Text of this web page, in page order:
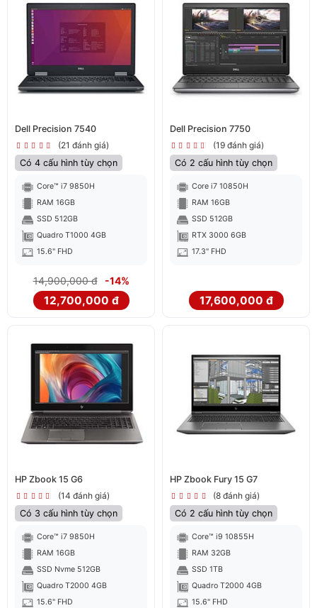
Dell Precision 7540
(21 đánh giá)
Có 4 cấu hình tùy chọn
Core™ i7 9850H
RAM 16GB
SSD 512GB
Quadro T1000 4GB
15.6" FHD
14,900,000 đ -14%
12,700,000 đ
Dell Precision 7750
(19 đánh giá)
Có 2 cấu hình tùy chọn
Core i7 10850H
RAM 16GB
SSD 512GB
RTX 3000 6GB
17.3" FHD
17,600,000 đ
HP Zbook 15 G6
(14 đánh giá)
Có 3 cấu hình tùy chọn
Core™ i7 9850H
RAM 16GB
SSD Nvme 512GB
Quadro T2000 4GB
15.6" FHD
HP Zbook Fury 15 G7
(8 đánh giá)
Có 2 cấu hình tùy chọn
Core™ i9 10855H
RAM 32GB
SSD 1TB
Quadro T2000 4GB
15.6" FHD